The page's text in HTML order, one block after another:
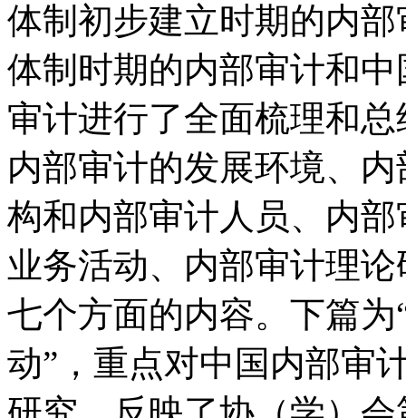
体制初步建立时期的内
体制时期的内部审计和
审计进行了全面梳理和
内部审计的发展环境、
构和内部审计人员、内
业务活动、内部审计理
七个方面的内容。下篇
动”，重点对中国内部审